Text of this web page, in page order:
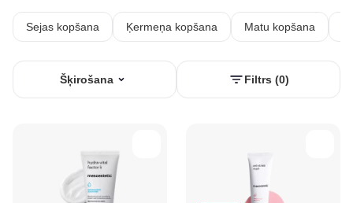
Sejas kopšana Ķermeņa kopšana Matu kopšana
Šķirošana Filtrs (0)